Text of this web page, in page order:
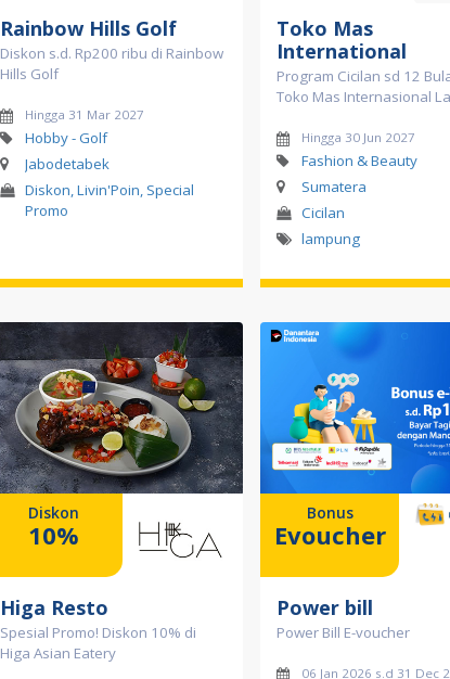
Rainbow Hills Golf
Diskon s.d. Rp200 ribu di Rainbow
Hills Golf
Hingga 31 Mar 2027
Hobby - Golf
Jabodetabek
Diskon, Livin'Poin, Special
Promo
Toko Mas
International
Program Cicilan sd 12
Toko Mas Internasional
Hingga 30 Jun 2027
Fashion & Beauty
Sumatera
Cicilan
lampung
Diskon
10%
Higa Resto
Spesial Promo! Diskon 10% di
Higa Asian Eatery
Bonus
Evoucher
Power bill
Power Bill E-voucher
06 Jan 2026 s.d 31 Dec